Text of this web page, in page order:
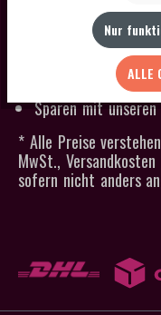
SCHNELLER
Kein
Lagerware an
Sparen mit unseren
* Alle Preise
MwSt.,
sofern nicht anders
Nur
ALLE